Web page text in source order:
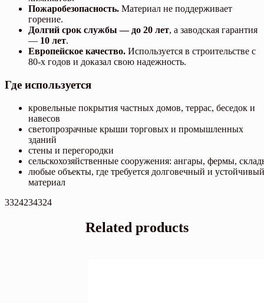
Пожаробезопасность. Материал не поддерживает
горение.
Долгий срок службы — до 20 лет, а заводская гарантия
— 10 лет.
Европейское качество. Используется в строительстве с
80-х годов и доказал свою надежность.
Где используется
кровельные покрытия частных домов, террас, беседок и
навесов
светопрозрачные крыши торговых и промышленных
зданий
стены и перегородки
сельскохозяйственные сооружения: ангары, фермы,
любые объекты, где требуется долговечный и устойчивый
материал
3324234324
Related products